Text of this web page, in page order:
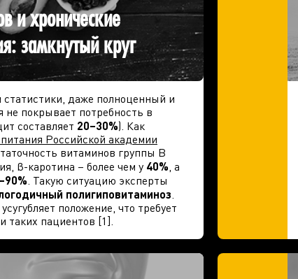
и хронические
замкнутый круг
даже полноценный и
покрывает потребность в
составляет 20–30%). Как
Российской академии
витаминов группы B
β-каротина – более чем у 40%, а
. Такую ситуацию эксперты
полигиповитаминоз.
положение, что требует
таких пациентов [1].